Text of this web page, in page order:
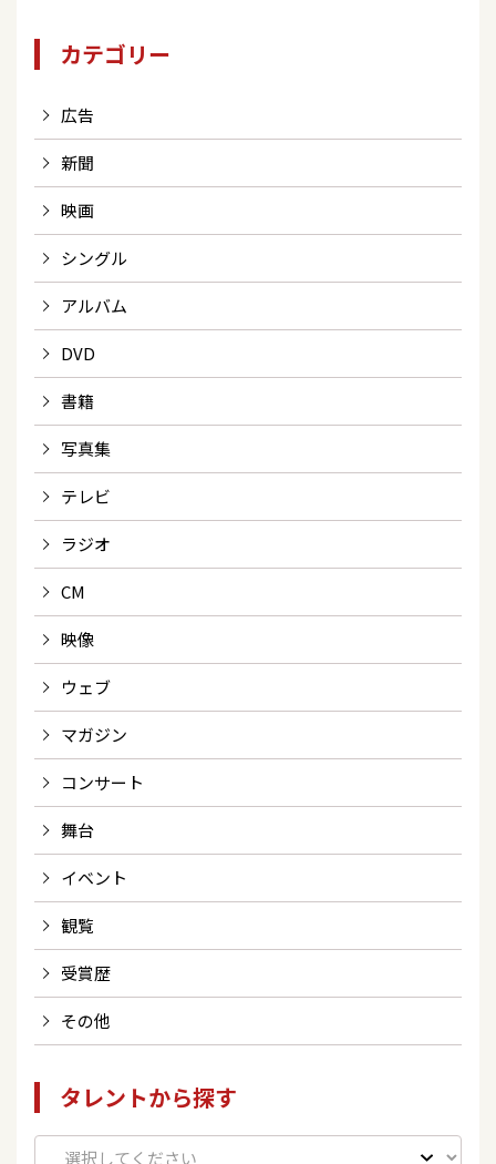
カテゴリー
広告
新聞
映画
シングル
アルバム
DVD
書籍
写真集
テレビ
ラジオ
CM
映像
ウェブ
マガジン
コンサート
舞台
イベント
観覧
受賞歴
その他
タレントから探す